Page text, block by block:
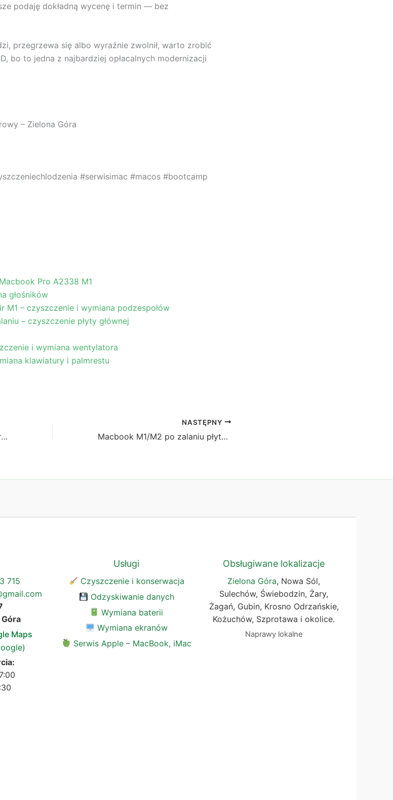
podaję dokładną wycenę i termin — bez
przegrzewa się albo wyraźnie zwolnił, warto zrobić
bo to jedna z najbardziej opłacalnych modernizacji
– Zielona Góra
#serwisimac #macos #bootcamp
Pro A2338 M1
głośników
M1 – czyszczenie i wymiana podzespołów
– czyszczenie płyty głównej
i wymiana wentylatora
klawiatury i palmrestu
Wymiana matrycy w MacBook Pro A2338 M1
NASTĘPNY
Macbook M1/M2 po zalaniu płyty głównej kawą
715
Maps
Usługi
Czyszczenie i konserwacja
Odzyskiwanie danych
Wymiana baterii
Wymiana ekranów
Serwis Apple – MacBook, iMac
Obsługiwane lokalizacje
Zielona Góra, Nowa Sól,
Sulechów, Świebodzin, Żary,
Żagań, Gubin, Krosno Odrzańskie,
Kożuchów, Szprotawa i okolice.
Naprawy lokalne